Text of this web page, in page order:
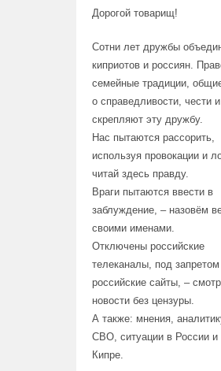
Дорогой товарищ!
Сотни лет дружбы
киприотов и россиян.
семейные традиции,
о справедливости, чести
скрепляют эту дружбу.
Нас пытаются рассорить,
используя провокации и
читай здесь правду.
Враги пытаются ввести в
заблуждение, – назовём
своими именами.
Отключены российские
телеканалы, под запретом
российские сайты, –
новости без цензуры.
А также: мнения,
СВО, ситуации в России и
Кипре.